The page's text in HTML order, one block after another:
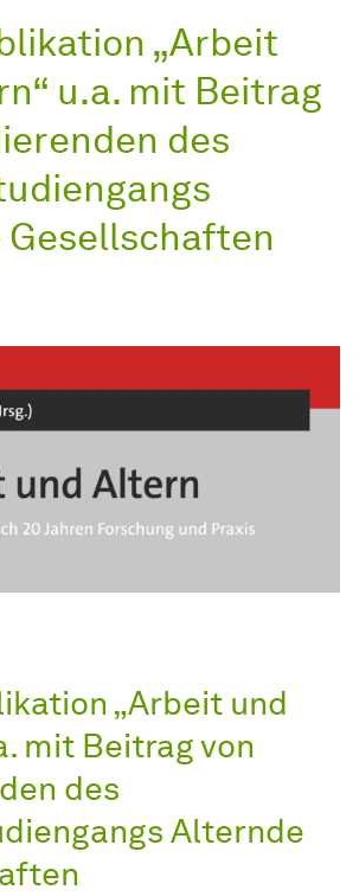
„Arbeit
u.a. mit Beitrag
des
„Arbeit und
mit Beitrag von
des
Alternde